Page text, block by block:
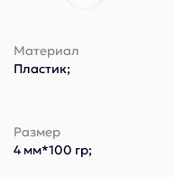
Материал
Пластик;
Размер
4 мм*100 гр;